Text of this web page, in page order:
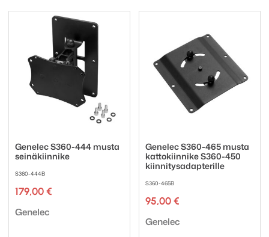
Genelec S360-444 musta
seinäkiinnike
S360-444B
179,00 €
Tuotemerkki:
Genelec
Genelec S360-465 musta
kattokiinnike S360-450
kiinnitysadapterille
S360-465B
95,00 €
Tuotemerkki:
Genelec